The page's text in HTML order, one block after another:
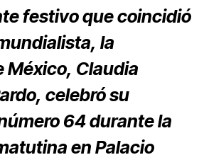
festivo que coincidió
la
México, Claudia
celebró su
64 durante la
en Palacio